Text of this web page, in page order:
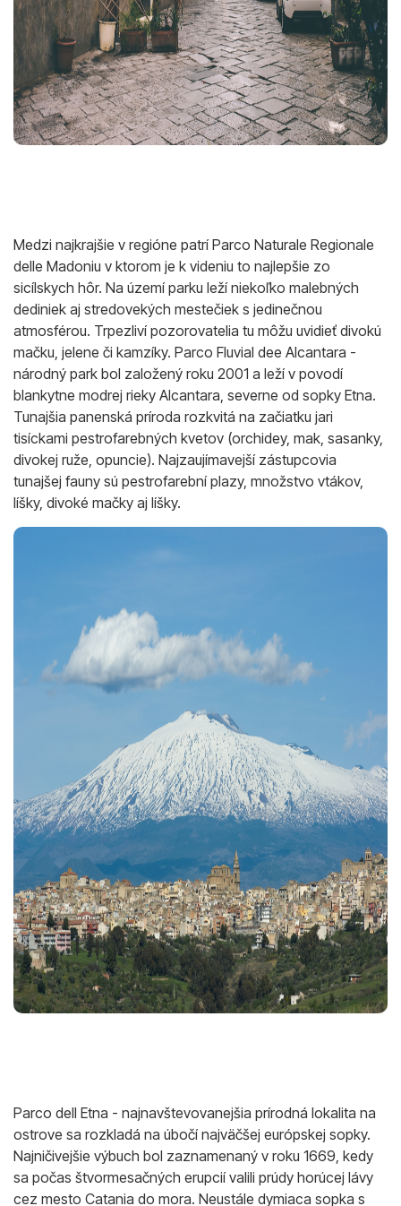
Medzi najkrajšie v regióne patrí Parco Naturale Regionale
delle Madoniu v ktorom je k videniu to najlepšie zo
sicílskych hôr. Na území parku leží niekoľko malebných
dediniek aj stredovekých mestečiek s jedinečnou
atmosférou. Trpezliví pozorovatelia tu môžu uvidieť divokú
mačku, jelene či kamzíky. Parco Fluvial dee Alcantara -
národný park bol založený roku 2001 a leží v povodí
blankytne modrej rieky Alcantara, severne od sopky Etna.
Tunajšia panenská príroda rozkvitá na začiatku jari
tisíckami pestrofarebných kvetov (orchidey, mak, sasanky,
divokej ruže, opuncie). Najzaujímavejší zástupcovia
tunajšej fauny sú pestrofarební plazy, množstvo vtákov,
líšky, divoké mačky aj líšky.
Parco dell Etna - najnavštevovanejšia prírodná lokalita na
ostrove sa rozkladá na úbočí najväčšej európskej sopky.
Najničivejšie výbuch bol zaznamenaný v roku 1669, kedy
sa počas štvormesačných erupcií valili prúdy horúcej lávy
cez mesto Catania do mora. Neustále dymiaca sopka s